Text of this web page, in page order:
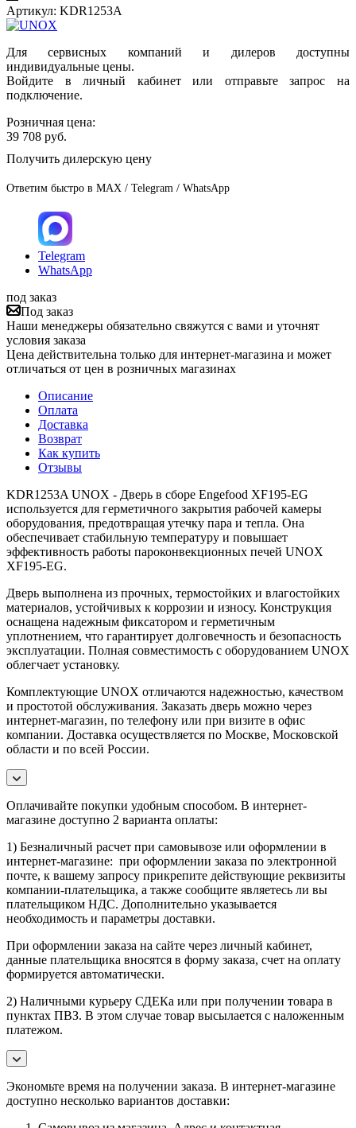
Артикул: KDR1253A
Для сервисных компаний и дилеров доступны
индивидуальные цены.
Войдите в личный кабинет или отправьте запрос на
подключение.
Розничная цена:
39 708 руб.
Получить дилерскую цену
Ответим быстро в MAX / Telegram / WhatsApp
Telegram
WhatsApp
под заказ
Под заказ
Наши менеджеры обязательно свяжутся с вами и уточнят
условия заказа
Цена действительна только для интернет-магазина и может
отличаться от цен в розничных магазинах
Описание
Оплата
Доставка
Возврат
Как купить
Отзывы
KDR1253A UNOX - Дверь в сборе Engefood XF195-EG
используется для герметичного закрытия рабочей камеры
оборудования, предотвращая утечку пара и тепла. Она
обеспечивает стабильную температуру и повышает
эффективность работы пароконвекционных печей UNOX
XF195-EG.
Дверь выполнена из прочных, термостойких и влагостойких
материалов, устойчивых к коррозии и износу. Конструкция
оснащена надежным фиксатором и герметичным
уплотнением, что гарантирует долговечность и безопасность
эксплуатации. Полная совместимость с оборудованием UNOX
облегчает установку.
Комплектующие UNOX отличаются надежностью, качеством
и простотой обслуживания. Заказать дверь можно через
интернет-магазин, по телефону или при визите в офис
компании. Доставка осуществляется по Москве, Московской
области и по всей России.
Оплачивайте покупки удобным способом. В интернет-
магазине доступно 2 варианта оплаты:
1) Безналичный расчет при самовывозе или оформлении в
интернет-магазине: при оформлении заказа по электронной
почте, к вашему запросу прикрепите действующие реквизиты
компании-плательщика, а также сообщите являетесь ли вы
плательщиком НДС. Дополнительно указывается
необходимость и параметры доставки.
При оформлении заказа на сайте через личный кабинет,
данные плательщика вносятся в форму заказа, счет на оплату
формируется автоматически.
2) Наличными курьеру СДЕКа или при получении товара в
пунктах ПВЗ. В этом случае товар высылается с наложенным
платежом.
Экономьте время на получении заказа. В интернет-магазине
доступно несколько вариантов доставки: